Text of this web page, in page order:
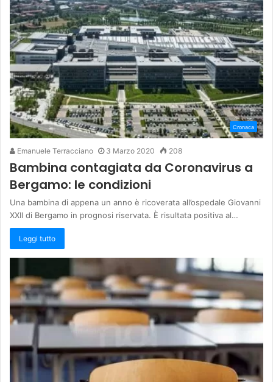
Cronaca
Emanuele Terracciano 3 Marzo 2020 208
Bambina contagiata da Coronavirus a
Bergamo: le condizioni
Una bambina di appena un anno è ricoverata all’ospedale Giovanni
XXII di Bergamo in prognosi riservata. È risultata positiva al…
Leggi tutto